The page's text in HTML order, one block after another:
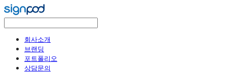
회사소개
브랜딩
포트폴리오
상담문의